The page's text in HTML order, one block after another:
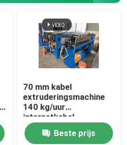
70 mm kabel
extruderingsmachine
140 kg/uur
internetkabel
productielijn
Beste prijs